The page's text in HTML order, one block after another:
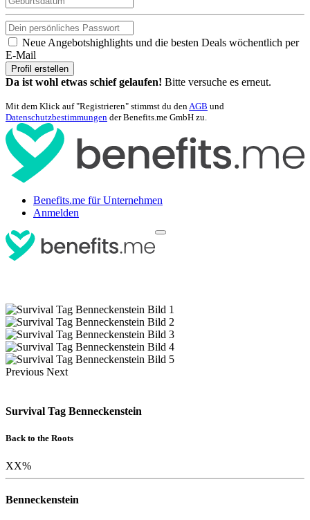
Neue Angebotshighlights und die besten Deals wöchentlich per
E-Mail
Profil erstellen
Da ist wohl etwas schief gelaufen! Bitte versuche es erneut.
Mit dem Klick auf "Registrieren" stimmst du denAGB und
Datenschutzbestimmungen der Benefits.me GmbH zu.
Benefits.me für Unternehmen
Anmelden
Previous Next
Survival Tag Benneckenstein
Back to the Roots
XX%
Benneckenstein